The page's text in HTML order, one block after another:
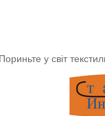
Пориньте у світ